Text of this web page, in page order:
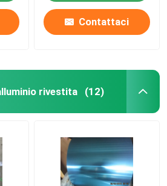
Contattaci
rivestita (12)